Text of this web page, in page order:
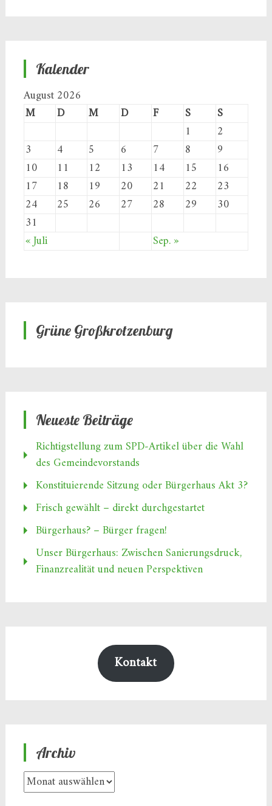
Kalender
August 2026
M
D M D F S
S
1
2
3
4 5 6 7 8
9
10
11 12 13 14 15
16
17
18 19 20 21 22
23
24
25 26 27 28 29
30
31
« Juli
Sep. »
Grüne Großkrotzenburg
Neueste Beiträge
Richtigstellung zum SPD‑Artikel über die Wahl
des Gemeindevorstands
Konstituierende Sitzung oder Bürgerhaus Akt 3?
Frisch gewählt – direkt durchgestartet
Bürgerhaus? – Bürger fragen!
Unser Bürgerhaus: Zwischen Sanierungsdruck,
Finanzrealität und neuen Perspektiven
Kontakt
Archiv
Archiv